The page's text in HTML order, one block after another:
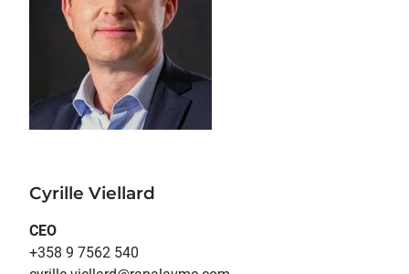
Cyrille Viellard
CEO
+358 9 7562 540